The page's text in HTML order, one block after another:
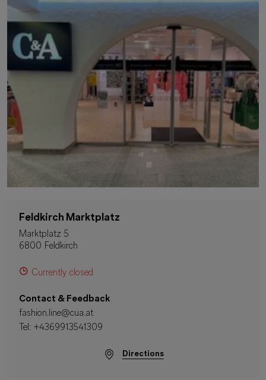
Feldkirch Marktplatz
Marktplatz 5
6800 Feldkirch
Currently closed
Contact & Feedback
fashion.line@cua.at
Tel: +4369913541309
Directions